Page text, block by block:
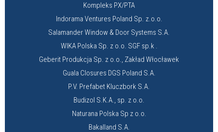
Kompleks PX/PTA
Indorama Ventures Poland Sp. z.o.o.
Salamander Window & Door Systems S.A.
WIKA Polska Sp. z o.o. SGF sp.k .
Geberit Produkcja Sp. z o.o., Zakład Włocławek
Guala Closures DGS Poland S.A.
P.V. Prefabet Kluczbork S.A.
Budizol S.K.A., sp. z o.o.
Naturana Polska Sp z o.o.
Bakalland S.A.